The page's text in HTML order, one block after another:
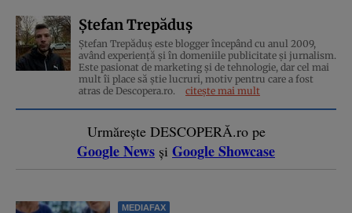
Ștefan Trepăduș
Ștefan Trepăduș este blogger începând cu anul 2009,
având experiență și în domeniile publicitate și jurnalism.
Este pasionat de marketing și de tehnologie, dar cel mai
mult îi place să știe lucruri, motiv pentru care a fost
atras de Descopera.ro.
citește mai mult
Urmărește DESCOPERĂ.ro pe
Google News și Google Showcase
MEDIAFAX